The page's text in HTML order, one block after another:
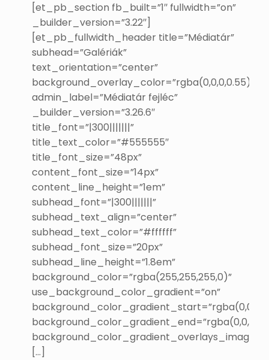
[et_pb_section fb_built=”1″ fullwidth=”on”
_builder_version=”3.22″]
[et_pb_fullwidth_header title=”Médiatár”
subhead=”Galériák”
text_orientation=”center”
background_overlay_color=”rgba(0,0,0,0.55)”
admin_label=”Médiatár fejléc”
_builder_version=”3.26.6″
title_font=”|300|||||||”
title_text_color=”#555555″
title_font_size=”48px”
content_font_size=”14px”
content_line_height=”1em”
subhead_font=”|300|||||||”
subhead_text_align=”center”
subhead_text_color=”#ffffff”
subhead_font_size=”20px”
subhead_line_height=”1.8em”
background_color=”rgba(255,255,255,0)”
use_background_color_gradient=”on”
[…]